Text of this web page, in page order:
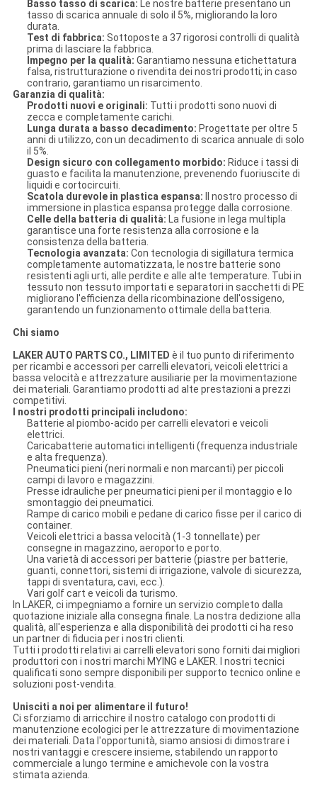
Basso tasso di scarica: Le nostre batterie presentano un
tasso di scarica annuale di solo il 5%, migliorando la loro
durata.
Test di fabbrica: Sottoposte a 37 rigorosi controlli di qualità
prima di lasciare la fabbrica.
Impegno per la qualità: Garantiamo nessuna etichettatura
falsa, ristrutturazione o rivendita dei nostri prodotti; in caso
contrario, garantiamo un risarcimento.
Garanzia di qualità:
Prodotti nuovi e originali: Tutti i prodotti sono nuovi di
zecca e completamente carichi.
Lunga durata a basso decadimento: Progettate per oltre 5
anni di utilizzo, con un decadimento di scarica annuale di solo
il 5%.
Design sicuro con collegamento morbido: Riduce i tassi di
guasto e facilita la manutenzione, prevenendo fuoriuscite di
liquidi e cortocircuiti.
Scatola durevole in plastica espansa: Il nostro processo di
immersione in plastica espansa protegge dalla corrosione.
Celle della batteria di qualità: La fusione in lega multipla
garantisce una forte resistenza alla corrosione e la
consistenza della batteria.
Tecnologia avanzata: Con tecnologia di sigillatura termica
completamente automatizzata, le nostre batterie sono
resistenti agli urti, alle perdite e alle alte temperature. Tubi in
tessuto non tessuto importati e separatori in sacchetti di PE
migliorano l'efficienza della ricombinazione dell'ossigeno,
garantendo un funzionamento ottimale della batteria.
Chi siamo
LAKER AUTO PARTS CO., LIMITED è il tuo punto di riferimento
per ricambi e accessori per carrelli elevatori, veicoli elettrici a
bassa velocità e attrezzature ausiliarie per la movimentazione
dei materiali. Garantiamo prodotti ad alte prestazioni a prezzi
competitivi.
I nostri prodotti principali includono:
Batterie al piombo-acido per carrelli elevatori e veicoli
elettrici.
Caricabatterie automatici intelligenti (frequenza industriale
e alta frequenza).
Pneumatici pieni (neri normali e non marcanti) per piccoli
campi di lavoro e magazzini.
Presse idrauliche per pneumatici pieni per il montaggio e lo
smontaggio dei pneumatici.
Rampe di carico mobili e pedane di carico fisse per il carico di
container.
Veicoli elettrici a bassa velocità (1-3 tonnellate) per
consegne in magazzino, aeroporto e porto.
Una varietà di accessori per batterie (piastre per batterie,
guanti, connettori, sistemi di irrigazione, valvole di sicurezza,
tappi di sventatura, cavi, ecc.).
Vari golf cart e veicoli da turismo.
In LAKER, ci impegniamo a fornire un servizio completo dalla
quotazione iniziale alla consegna finale. La nostra dedizione alla
qualità, all'esperienza e alla disponibilità dei prodotti ci ha reso
un partner di fiducia per i nostri clienti.
Tutti i prodotti relativi ai carrelli elevatori sono forniti dai migliori
produttori con i nostri marchi MYING e LAKER. I nostri tecnici
qualificati sono sempre disponibili per supporto tecnico online e
soluzioni post-vendita.
Unisciti a noi per alimentare il futuro!
Ci sforziamo di arricchire il nostro catalogo con prodotti di
manutenzione ecologici per le attrezzature di movimentazione
dei materiali. Data l'opportunità, siamo ansiosi di dimostrare i
nostri vantaggi e crescere insieme, stabilendo un rapporto
commerciale a lungo termine e amichevole con la vostra
stimata azienda.